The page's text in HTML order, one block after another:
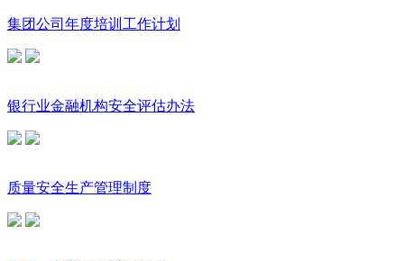
集团公司年度培训工作计划
银行业金融机构安全评估办法
质量安全生产管理制度